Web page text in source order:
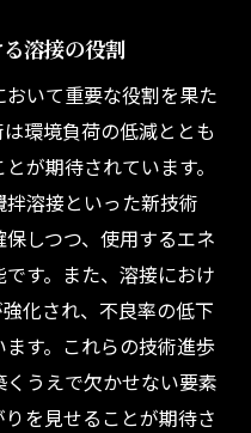
溶接の役割
いて重要な役割を果た
環境負荷の低減ととも
が期待されています。
溶接といった新技術
しつつ、使用するエネ
す。また、溶接におけ
化され、不良率の低下
す。これらの技術進歩
うえで欠かせない要素
を見せることが期待さ